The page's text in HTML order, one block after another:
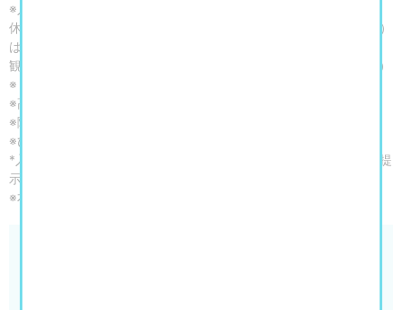
※入館は閉館の30分前まで
休館日：月曜日（ただし、7月20日（月・祝）、9月21日（月・祝）
は開館）、7月21日（火）、9月24日（木）
観覧料：一般 2,000円（1,700円）／大学生 1,300円（1,100円）
※（）内は前売と20名以上の団体及び夜間割引（金曜18時以降）
※高校生以下・18歳未満は無料*。
※障害者手帳をお持ちの方とその付添者1名は無料*。
※ひとり親家庭の世帯員の方は無料*。
*入館の際に学生証、年齢の確認ができるもの、障害者手帳等をご提
示ください。
※本料金でコレクション展もご覧いただけます。